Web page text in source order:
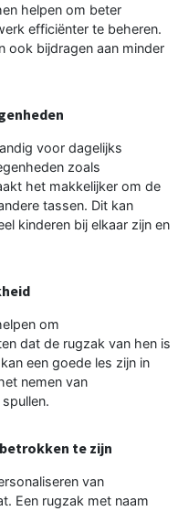
helpen om beter
efficiënter te beheren.
ook bijdragen aan minder
voor dagelijks
zoals
het makkelijker om de
tassen. Dit kan
kinderen bij elkaar zijn en
om
dat de rugzak van hen is
een goede les zijn in
nemen van
te zijn
van
Een rugzak met naam